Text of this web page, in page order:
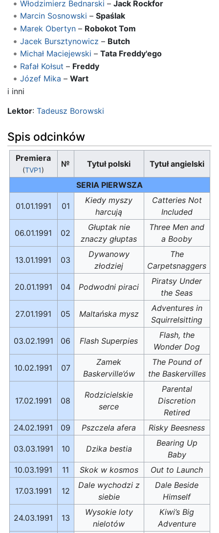
Włodzimierz Bednarski – Jack Rockfor
Marcin Sosnowski – Spaślak
Marek Obertyn– Robokot Tom
Jacek Bursztynowicz – Butch
Michał Maciejewski – Tata Freddy'ego
Rafał Kołsut – Freddy
Józef Mika – Wart
i inni
Lektor: Tadeusz Borowski
Spis odcinków
Premiera
(TVP1)
№ Tytuł polski Tytuł angielski
SERIA PIERWSZA
01.01.1991 01
Kiedy myszy
harcują
Catteries Not
Included
06.01.1991 02
Głuptak nie
znaczy głuptas
Three Men and
a Booby
13.01.1991 03
Dywanowy
złodziej
The
Carpetsnaggers
20.01.1991 04 Podwodni piraci
Piratsy Under
the Seas
27.01.1991 05 Maltańska mysz
Adventures in
Squirrelsitting
03.02.1991 06 Flash Superpies
Flash, the
Wonder Dog
10.02.1991 07
Zamek
Baskerville’ów
The Pound of
the Baskervilles
17.02.1991 08
Rodzicielskie
serce
Parental
Discretion
Retired
24.02.1991
09 Pszczela afera Risky Beesness
03.03.1991 10 Dzika bestia
Bearing Up
Baby
10.03.1991
11 Skok w kosmos Out to Launch
17.03.1991 12
Dale wychodzi z
siebie
Dale Beside
Himself
24.03.1991 13
Wysokie loty
nielotów
Kiwi’s Big
Adventure